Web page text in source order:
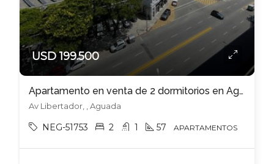
USD 199.500
Apartamento en venta de 2 dormitorios en Aguada
Av Libertador, , Aguada
NEG-51753 2 1 57 APARTAMENTOS